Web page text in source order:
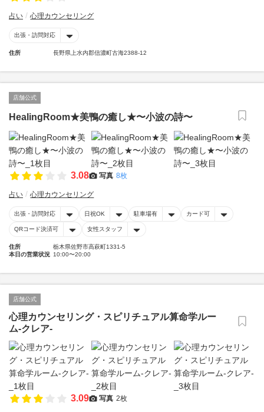
占い 心理カウンセリング
出張・訪問対応
住所 長野県上水内郡信濃町古海2388-12
店舗公式
HealingRoom★美鴨の癒し★〜小波の詩〜
3.08 写真 8枚
占い 心理カウンセリング
出張・訪問対応 日祝OK 駐車場有 カード可
QRコード決済可 女性スタッフ
住所
栃木県佐野市高萩町1331-5
本日の営業状況 10:00〜20:00
店舗公式
心理カウンセリング・スピリチュアル算命学ルー
ム-クレア-
3.09 写真 2枚